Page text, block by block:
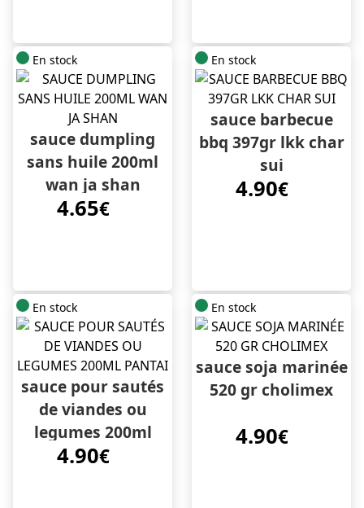
En stock
sauce dumpling
sans huile 200ml
wan ja shan
4.65€
En stock
sauce barbecue
bbq 397gr lkk char
sui
4.90€
En stock
sauce pour sautés
de viandes ou
legumes 200ml
pantai
4.90€
En stock
sauce soja marinée
520 gr cholimex
4.90€